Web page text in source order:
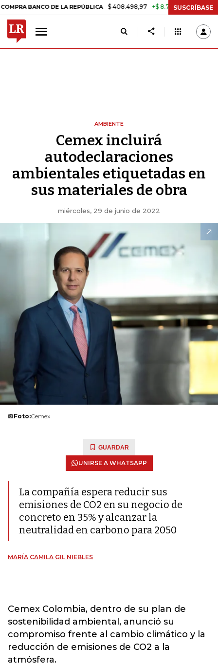
BANCO DE LA REPÚBLICA $ 408.498,97 +$ 8.753,81 +2,19% TASA
SUSCRÍBASE
AMBIENTE
Cemex incluirá
autodeclaraciones
ambientales etiquetadas en
sus materiales de obra
miércoles, 29 de junio de 2022
Foto:Cemex
GUARDAR
UNIRSE A WHATSAPP
La compañía espera reducir sus
emisiones de CO2 en su negocio de
concreto en 35% y alcanzar la
neutralidad en carbono para 2050
MARÍA CAMILA GIL NIEBLES
Cemex Colombia, dentro de su plan de
sostenibilidad ambiental, anunció su
compromiso frente al cambio climático y la
reducción de emisiones de CO2 a la
atmósfera.